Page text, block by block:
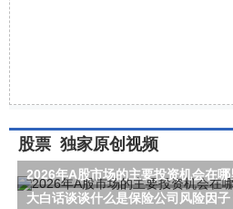
股票 独家原创视频
2026年A股市场的主要投资机会在哪
大白话谈谈什么是保险公司风险因